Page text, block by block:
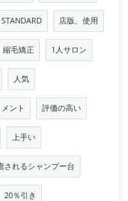
STANDARD 店版、使用
縮毛矯正 1人サロン
人気
ント 評価の高い
上手い
されるシャンプー台
20％引き